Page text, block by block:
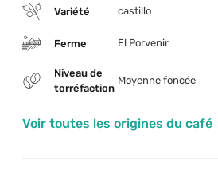
Variété castillo
Ferme El Porvenir
Niveau de
torréfaction
Moyenne foncée
Voir toutes les origines du café